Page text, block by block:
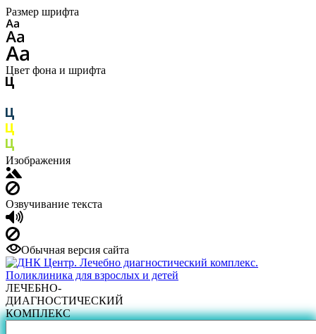
Размер шрифта
Цвет фона и шрифта
Изображения
Озвучивание текста
Обычная версия сайта
ЛЕЧЕБНО-
ДИАГНОСТИЧЕСКИЙ
КОМПЛЕКС